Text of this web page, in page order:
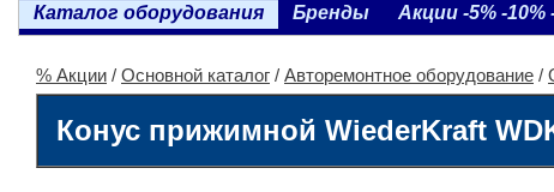
Каталог оборудования Бренды Акции -5% -10%
% Акции / Основной каталог / Авторемонтное оборудование /
Конус прижимной WiederKraft